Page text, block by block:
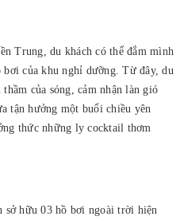
Trung, du khách có thể đắm mình
của khu nghỉ dưỡng. Từ đây, du
của sóng, cảm nhận làn gió
tận hưởng một buổi chiều yên
thức những ly cocktail thơm
hữu 03 hồ bơi ngoài trời hiện